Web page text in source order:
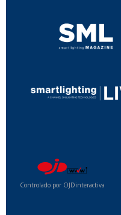
Controlado por OJDinteractiva